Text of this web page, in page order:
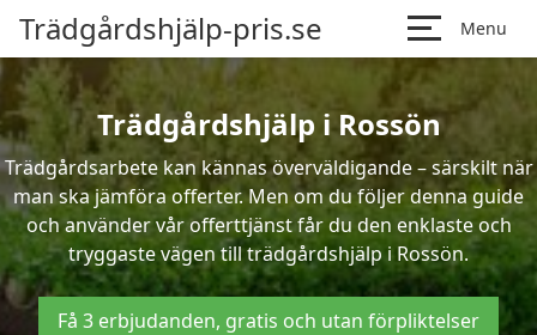
Trädgårdshjälp-pris.se Menu
Trädgårdshjälp i Rossön
Trädgårdsarbete kan kännas överväldigande – särskilt när
man ska jämföra offerter. Men om du följer denna guide
och använder vår offerttjänst får du den enklaste och
tryggaste vägen till trädgårdshjälp i Rossön.
Få 3 erbjudanden, gratis och utan förpliktelser